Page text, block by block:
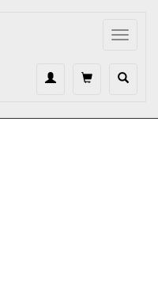
Toggle